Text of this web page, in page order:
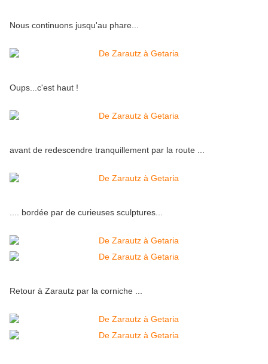
Nous continuons jusqu'au phare...
Oups...c'est haut !
avant de redescendre tranquillement par la route ...
.... bordée par de curieuses sculptures...
Retour à Zarautz par la corniche ...